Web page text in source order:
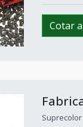
Cotar
Suprecolor